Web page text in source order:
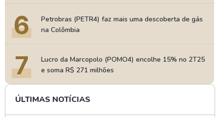
6
Petrobras (PETR4) faz mais uma descoberta de gás
na Colômbia
7
Lucro da Marcopolo (POMO4) encolhe 15% no 2T25
e soma R$ 271 milhões
ÚLTIMAS NOTÍCIAS